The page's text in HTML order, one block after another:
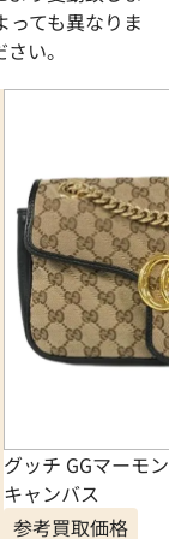
っても異なりま
い。
グッチ GGマーモ
キャンバス
参考買取価格